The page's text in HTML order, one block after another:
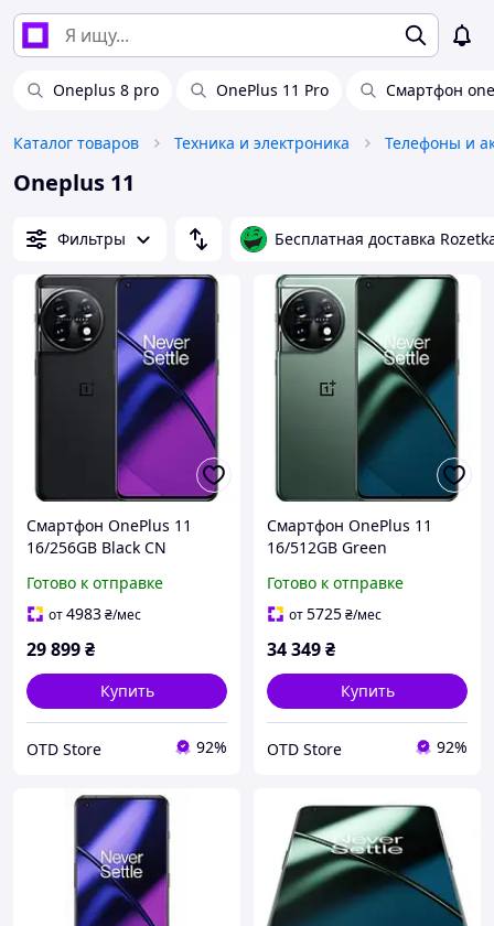
Oneplus 8 pro OnePlus 11 Pro Смартфон
Каталог товаров Техника и электроника Телефоны и
Oneplus 11
Фильтры Бесплатная доставка
Смартфон OnePlus 11
16/256GB Black CN
Готово к отправке
от4983₴/мес
29 899₴
Купить
OTD Store 92%
Смартфон OnePlus 11
16/512GB Green
Готово к отправке
от5725₴/мес
34 349₴
Купить
OTD Store 92%